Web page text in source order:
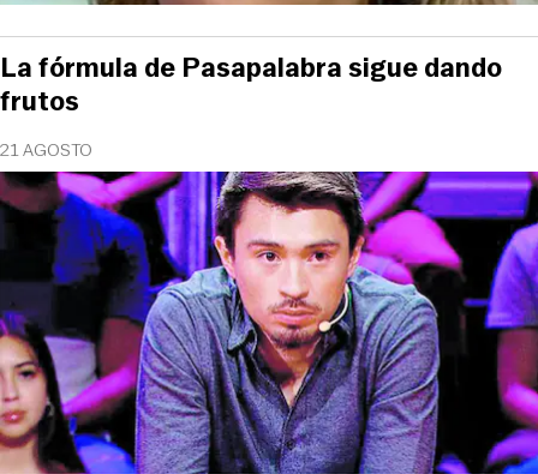
21 AGOSTO
La fórmula de Pasapalabra sigue dando
frutos